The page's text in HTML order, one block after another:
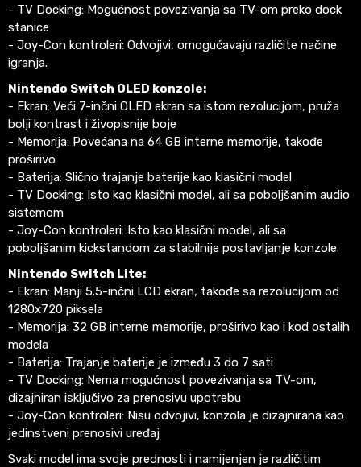
- TV Docking: Mogućnost povezivanja sa TV-om preko dock
stanice
- Joy-Con kontroleri: Odvojivi, omogućavaju različite načine
igranja.
Nintendo Switch OLED konzole:
- Ekran: Veći 7-inčni OLED ekran sa istom rezolucijom, pruža
bolji kontrast i živopisnije boje
- Memorija: Povećana na 64 GB interne memorije, takođe
proširivo
- Baterija: Slično trajanje baterije kao klasični model
- TV Docking: Isto kao klasični model, ali sa poboljšanim audio
sistemom
- Joy-Con kontroleri: Isto kao klasični model, ali sa
poboljšanim kickstandom za stabilnije postavljanje konzole.
Nintendo Switch Lite:
- Ekran: Manji 5.5-inčni LCD ekran, takođe sa rezolucijom od
1280x720 piksela
- Memorija: 32 GB interne memorije, proširivo kao i kod ostalih
modela
- Baterija: Trajanje baterije je između 3 do 7 sati
- TV Docking: Nema mogućnost povezivanja sa TV-om,
dizajniran isključivo za prenosivu upotrebu
- Joy-Con kontroleri: Nisu odvojivi, konzola je dizajnirana kao
jedinstveni prenosivi uređaj
Svaki model ima svoje prednosti i namijenjen je različitim